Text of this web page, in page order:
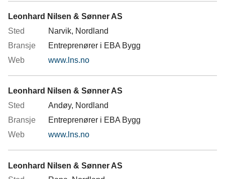
Leonhard Nilsen & Sønner AS
Narvik, Nordland
Entreprenører i EBA Bygg
www.lns.no
Leonhard Nilsen & Sønner AS
Andøy, Nordland
Entreprenører i EBA Bygg
www.lns.no
Leonhard Nilsen & Sønner AS